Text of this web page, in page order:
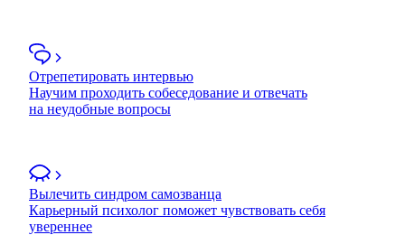
Отрепетировать интервью
Научим проходить собеседование и отвечать
на неудобные вопросы
Вылечить синдром самозванца
Карьерный психолог поможет чувствовать себя
увереннее